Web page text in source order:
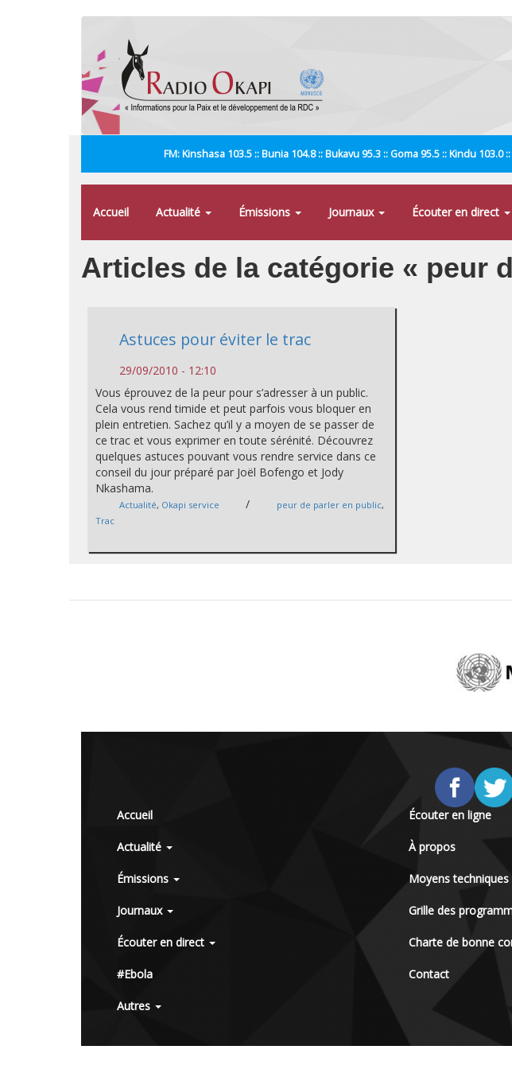
FM: Kinshasa 103.5 :: Bunia 104.8 :: Bukavu 95.3 :: Goma 95.5 :: Kindu
Accueil Actualité Émissions Journaux Écouter en direct
Articles de la catégorie « peur
Astuces pour éviter le trac
29/09/2010 - 12:10
Vous éprouvez de la peur pour s’adresser à un public.
Cela vous rend timide et peut parfois vous bloquer en
plein entretien. Sachez qu’il y a moyen de se passer de
ce trac et vous exprimer en toute sérénité. Découvrez
quelques astuces pouvant vous rendre service dans ce
conseil du jour préparé par Joël Bofengo et Jody
Nkashama.
Actualité, Okapi service / peur de parler en public,
Trac
Accueil
Actualité
Émissions
Journaux
Écouter en direct
#Ebola
Autres
Écouter en ligne
À propos
Moyens techniques
Grille des
Charte de bonne
Contact